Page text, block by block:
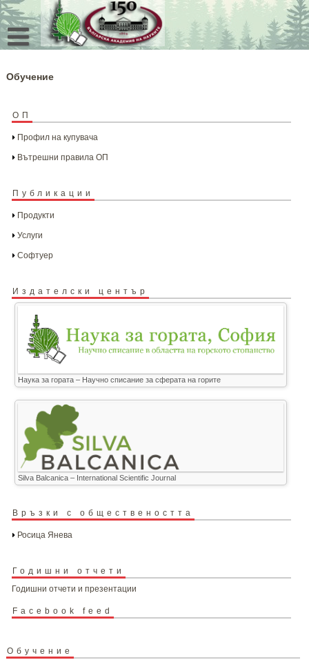
Skip
to
content
Обучение
ОП
Профил на купувача
Вътрешни правила ОП
Публикации
Продукти
Услуги
Софтуер
Издателски център
Наука за гората – Научно списание за сферата на горите
Silva Balcanica – International Scientific Journal
Връзки с обществеността
Росица Янева
Годишни отчети
Годишни отчети и презентации
Facebook feed
Обучение